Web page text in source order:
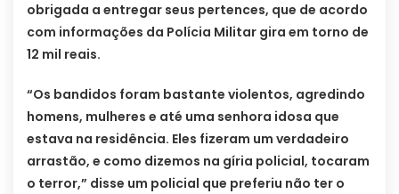
obrigada a entregar seus pertences, que de acordo
com informações da Polícia Militar gira em torno de
12 mil reais.
“Os bandidos foram bastante violentos, agredindo
homens, mulheres e até uma senhora idosa que
estava na residência. Eles fizeram um verdadeiro
arrastão, e como dizemos na gíria policial, tocaram
o terror,” disse um policial que preferiu não ter o